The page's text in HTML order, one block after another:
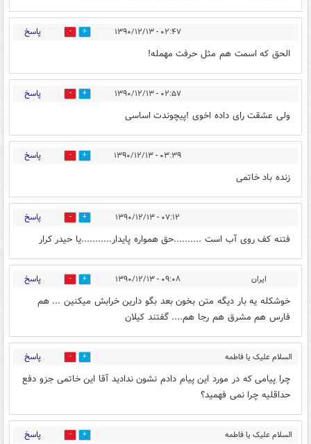
۰۲:۴۷ - ۱۳۹۰/۱۲/۱۳ 0 پاسخ
الحق که اسمت هم مثل حرفت مهمله!
۰۲:۵۷ - ۱۳۹۰/۱۲/۱۳ 0 پاسخ
ولی عشقت رای داده اخوی !پیچوندت اساسی
۰۳:۳۹ - ۱۳۹۰/۱۲/۱۳ 0 پاسخ
زنده باد خاتمی
۰۷:۱۲ - ۱۳۹۰/۱۲/۱۳ 0 پاسخ
فتنه کف روی آب است ..........حق همواره پایدار...........یا حیدر کرار
ایران ۰۹:۰۸ - ۱۳۹۰/۱۲/۱۳ 0 پاسخ
خوشکله یه بار دیگه متن بخون بعد بگو دارین خرابش میکنین ... هم
فارس هم مشرق هم رجا هم.... گفتند کیلان
السلام علیک یا فاطمه
الزهرا
۱۰:۱۲ - ۱۳۹۰/۱۲/۱۳
0 پاسخ
چرا پیامی که در مورد این پیام دادم نشون ندادید آقا این خاتمی جزو دفع
حداقلیه چرا نمی فهمید؟
السلام علیک یا فاطمه
0 پاسخ